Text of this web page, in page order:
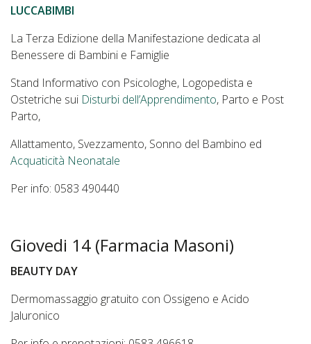
LUCCABIMBI
La Terza Edizione della Manifestazione dedicata al
Benessere di Bambini e Famiglie
Stand Informativo con Psicologhe, Logopedista e
Ostetriche sui Disturbi dell’Apprendimento, Parto e Post
Parto,
Allattamento, Svezzamento, Sonno del Bambino ed
Acquaticità Neonatale
Per info: 0583 490440
Giovedi 14 (Farmacia Masoni)
BEAUTY DAY
Dermomassaggio gratuito con Ossigeno e Acido
Jaluronico